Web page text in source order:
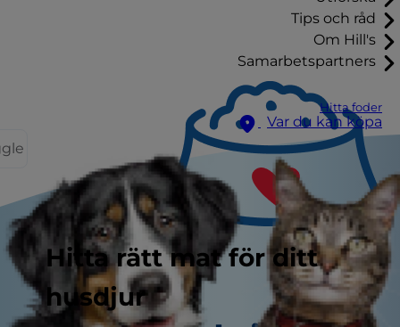
Tips och råd
Om Hill's
Samarbetspartners
Hitta foder
Var du kan köpa
Hitta rätt mat för ditt
husdjur